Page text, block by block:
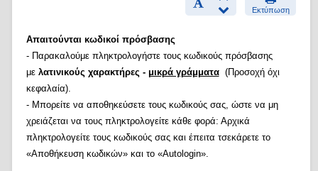
Εκτύπωση
Απαιτούνται κωδικοί πρόσβασης
- Παρακαλούμε πληκτρολογήστε τους κωδικούς πρόσβασης
με λατινικούς χαρακτήρες - μικρά γράμματα(Προσοχή όχι
κεφαλαία).
- Μπορείτε να αποθηκεύσετε τους κωδικούς σας, ώστε να μη
χρειάζεται να τους πληκτρολογείτε κάθε φορά: Αρχικά
πληκτρολογείτε τους κωδικούς σας και έπειτα τσεκάρετε το
«Αποθήκευση κωδικών» και το «Autologin».